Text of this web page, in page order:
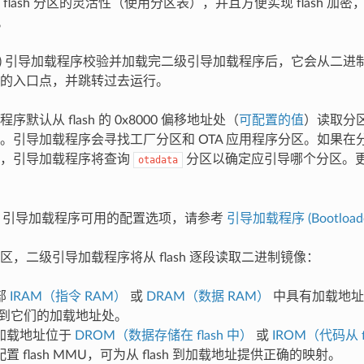
分区的灵活性（使用分区表），并且方便实现 flash 加密
引导加载程序校验并加载完二级引导加载程序后，它会从二进
入口点，并跳转过去运行。
序默认从 flash 的 0x8000 偏移地址处（ 可配置的值 ）读取分
引导加载程序会寻找工厂分区和 OTA 应用程序分区。如果在
引导加载程序将查询
otadata 分区以确定应引导哪个分区。
引导加载程序可用的配置选项，请参考 引导加载程序
，二级引导加载程序将从 flash 逐段读取二进制镜像：
IRAM（指令 RAM） 或 DRAM（数据 RAM）
中具有加载地
它们的加载地址处。
载地址位于 DROM（数据存储在 flash 中） 或
IROM（代码
置 flash MMU，可为从 flash 到加载地址提供正确的映射。